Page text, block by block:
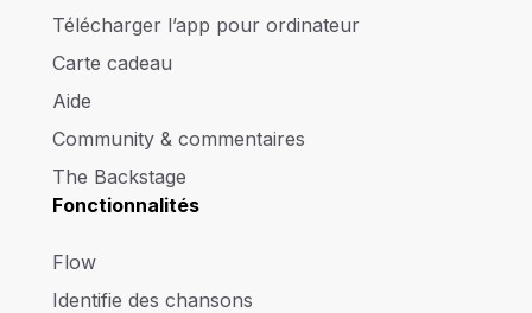
Télécharger l’app pour ordinateur
Carte cadeau
Aide
Community & commentaires
The Backstage
Fonctionnalités
Flow
Identifie des chansons